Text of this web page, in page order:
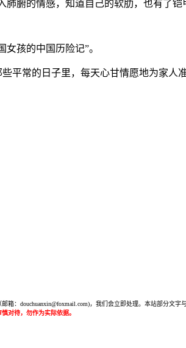
腑的情感，知道自己的软肋，也有了铠
孩的中国历险记”。
平常的日子里，每天心甘情愿地为家
：douchuanxin@foxmail.com)，我们会立即处理。本站部分文
对待，勿作为实际依据。